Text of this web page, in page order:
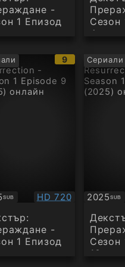
-
1 Епизод
Сезон
4
IMDb
рейтинг:
9
SUB Качество:
HD 720
-
1 Епизод
Сериали
2025SUB
Сезон
10